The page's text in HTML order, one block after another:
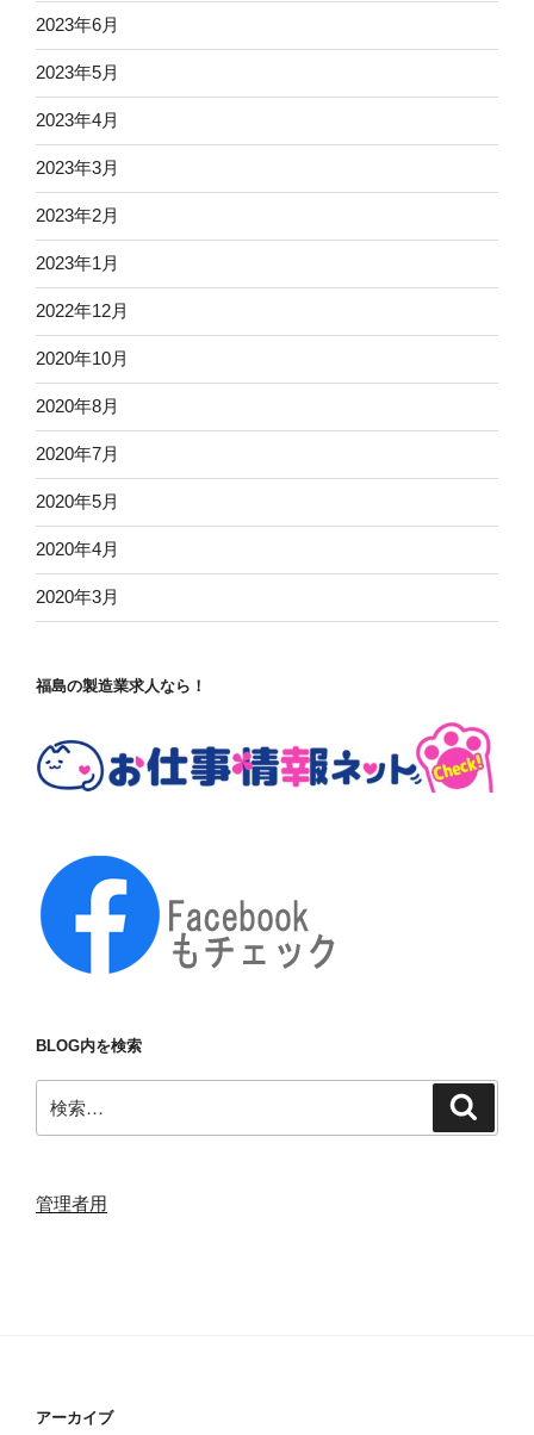
2023年6月
2023年5月
2023年4月
2023年3月
2023年2月
2023年1月
2022年12月
2020年10月
2020年8月
2020年7月
2020年5月
2020年4月
2020年3月
福島の製造業求人なら！
BLOG内を検索
索:
管理者用
アーカイブ